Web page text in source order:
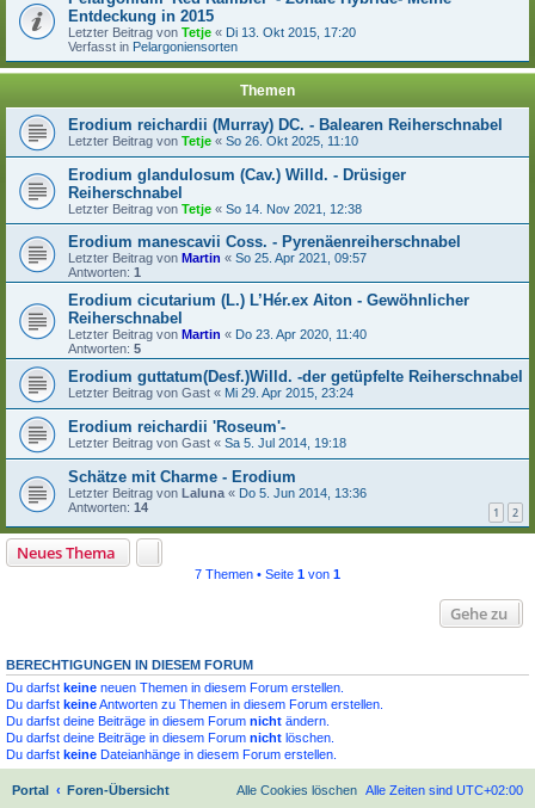
Entdeckung in 2015
Letzter Beitrag von Tetje « Di 13. Okt 2015, 17:20
Verfasst in Pelargoniensorten
Themen
Erodium reichardii (Murray) DC. - Balearen Reiherschnabel
Letzter Beitrag von Tetje « So 26. Okt 2025, 11:10
Erodium glandulosum (Cav.) Willd. - Drüsiger
Reiherschnabel
Letzter Beitrag von Tetje « So 14. Nov 2021, 12:38
Erodium manescavii Coss. - Pyrenäenreiherschnabel
Letzter Beitrag von Martin « So 25. Apr 2021, 09:57
Antworten: 1
Erodium cicutarium (L.) L’Hér.ex Aiton - Gewöhnlicher
Reiherschnabel
Letzter Beitrag von Martin « Do 23. Apr 2020, 11:40
Antworten: 5
Erodium guttatum(Desf.)Willd. -der getüpfelte Reiherschnabel
Letzter Beitrag von Gast « Mi 29. Apr 2015, 23:24
Erodium reichardii 'Roseum'-
Letzter Beitrag von Gast « Sa 5. Jul 2014, 19:18
Schätze mit Charme - Erodium
Letzter Beitrag von Laluna « Do 5. Jun 2014, 13:36
Antworten: 14 1 2
Neues Thema
7 Themen • Seite 1 von 1
Gehe zu
BERECHTIGUNGEN IN DIESEM FORUM
Du darfst keine neuen Themen in diesem Forum erstellen.
Du darfst keineAntworten zu Themen in diesem Forum erstellen.
Du darfst deine Beiträge in diesem Forum nicht ändern.
Du darfst deine Beiträge in diesem Forum nicht löschen.
Du darfst keine Dateianhänge in diesem Forum erstellen.
Portal Foren-Übersicht Alle Zeiten sind UTC+02:00
Alle Cookies löschen